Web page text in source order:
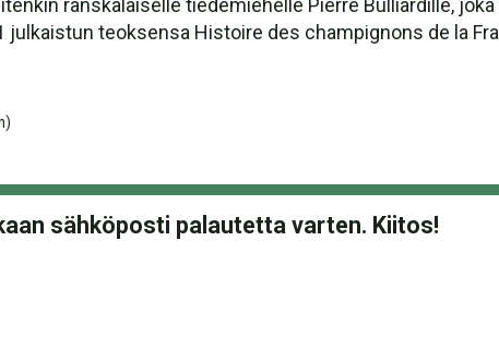
ranskalaiselle tiedemiehelle Pierre Bulliardille,
teoksensa Histoire des champignons de la